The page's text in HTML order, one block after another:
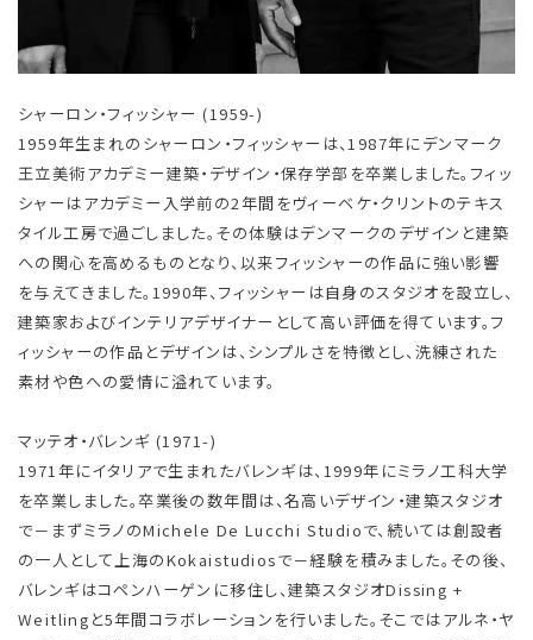
シャーロン・フィッシャー (1959-)
1959年生まれのシャーロン・フィッシャーは、1987年にデンマーク
王立美術アカデミー建築・デザイン・保存学部を卒業しました。フィッ
シャーはアカデミー入学前の2年間をヴィーベケ・クリントのテキス
タイル工房で過ごしました。その体験はデンマークのデザインと建築
への関心を高めるものとなり、以来フィッシャーの作品に強い影響
を与えてきました。1990年、フィッシャーは自身のスタジオを設立し、
建築家およびインテリアデザイナーとして高い評価を得ています。フ
ィッシャーの作品とデザインは、シンプルさを特徴とし、洗練された
素材や色への愛情に溢れています。
マッテオ・バレンギ (1971-)
1971年にイタリアで生まれたバレンギは、1999年にミラノ工科大学
を卒業しました。卒業後の数年間は、名高いデザイン・建築スタジオ
で－まずミラノのMichele De Lucchi Studioで、続いては創設者
の一人として上海のKokaistudiosで－経験を積みました。その後、
バレンギはコペンハーゲンに移住し、建築スタジオDissing +
Weitlingと5年間コラボレーションを行いました。そこではアルネ・ヤ